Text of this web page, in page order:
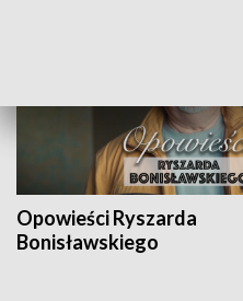
Opowieści Ryszarda
Bonisławskiego